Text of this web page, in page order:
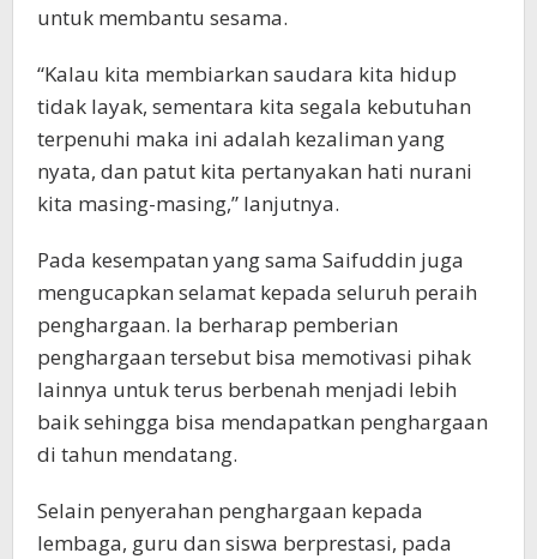
untuk membantu sesama.
“Kalau kita membiarkan saudara kita hidup
tidak layak, sementara kita segala kebutuhan
terpenuhi maka ini adalah kezaliman yang
nyata, dan patut kita pertanyakan hati nurani
kita masing-masing,” lanjutnya.
Pada kesempatan yang sama Saifuddin juga
mengucapkan selamat kepada seluruh peraih
penghargaan. Ia berharap pemberian
penghargaan tersebut bisa memotivasi pihak
lainnya untuk terus berbenah menjadi lebih
baik sehingga bisa mendapatkan penghargaan
di tahun mendatang.
Selain penyerahan penghargaan kepada
lembaga, guru dan siswa berprestasi, pada